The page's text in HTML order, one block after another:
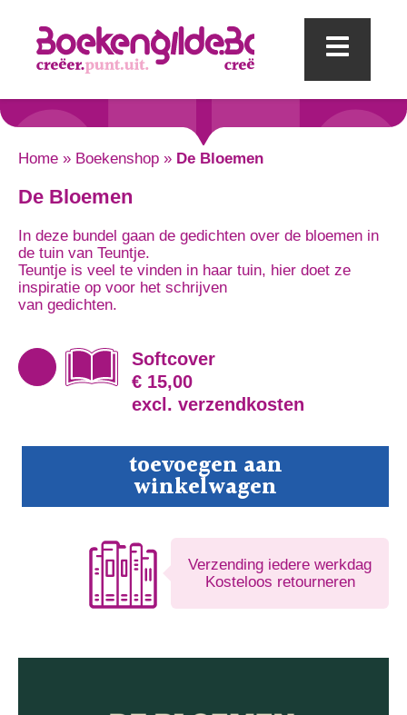
Home » Boekenshop » De Bloemen
De Bloemen
In deze bundel gaan de gedichten over de bloemen in
de tuin van Teuntje.
Teuntje is veel te vinden in haar tuin, hier doet ze
inspiratie op voor het schrijven
van gedichten.
Softcover
€ 15,00
excl. verzendkosten
toevoegen aan
winkelwagen
Verzending iedere werkdag
Kosteloos retourneren